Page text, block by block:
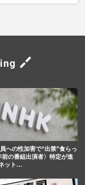
への性加害で“出禁”食らっ
前の番組出演者〉特定が進
ット…